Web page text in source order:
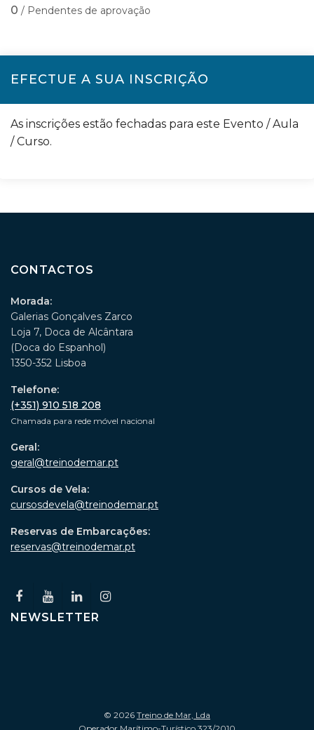
0 / Pendentes de aprovação
EFECTUE A SUA INSCRIÇÃO
As inscrições estão fechadas para este Evento / Aula
/ Curso.
CONTACTOS
Morada:
Galerias Gonçalves Zarco
Loja 7, Doca de Alcântara
(Doca do Espanhol)
1350-352 Lisboa
Telefone:
(+351) 910 518 208
Chamada para rede móvel nacional
Geral:
geral@treinodemar.pt
Cursos de Vela:
cursosdevela@treinodemar.pt
Reservas de Embarcações:
reservas@treinodemar.pt
NEWSLETTER
© 2026 Treino de Mar, Lda